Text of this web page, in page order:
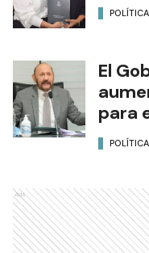
POLÍTICA
El
para
POLÍTICA
Ads